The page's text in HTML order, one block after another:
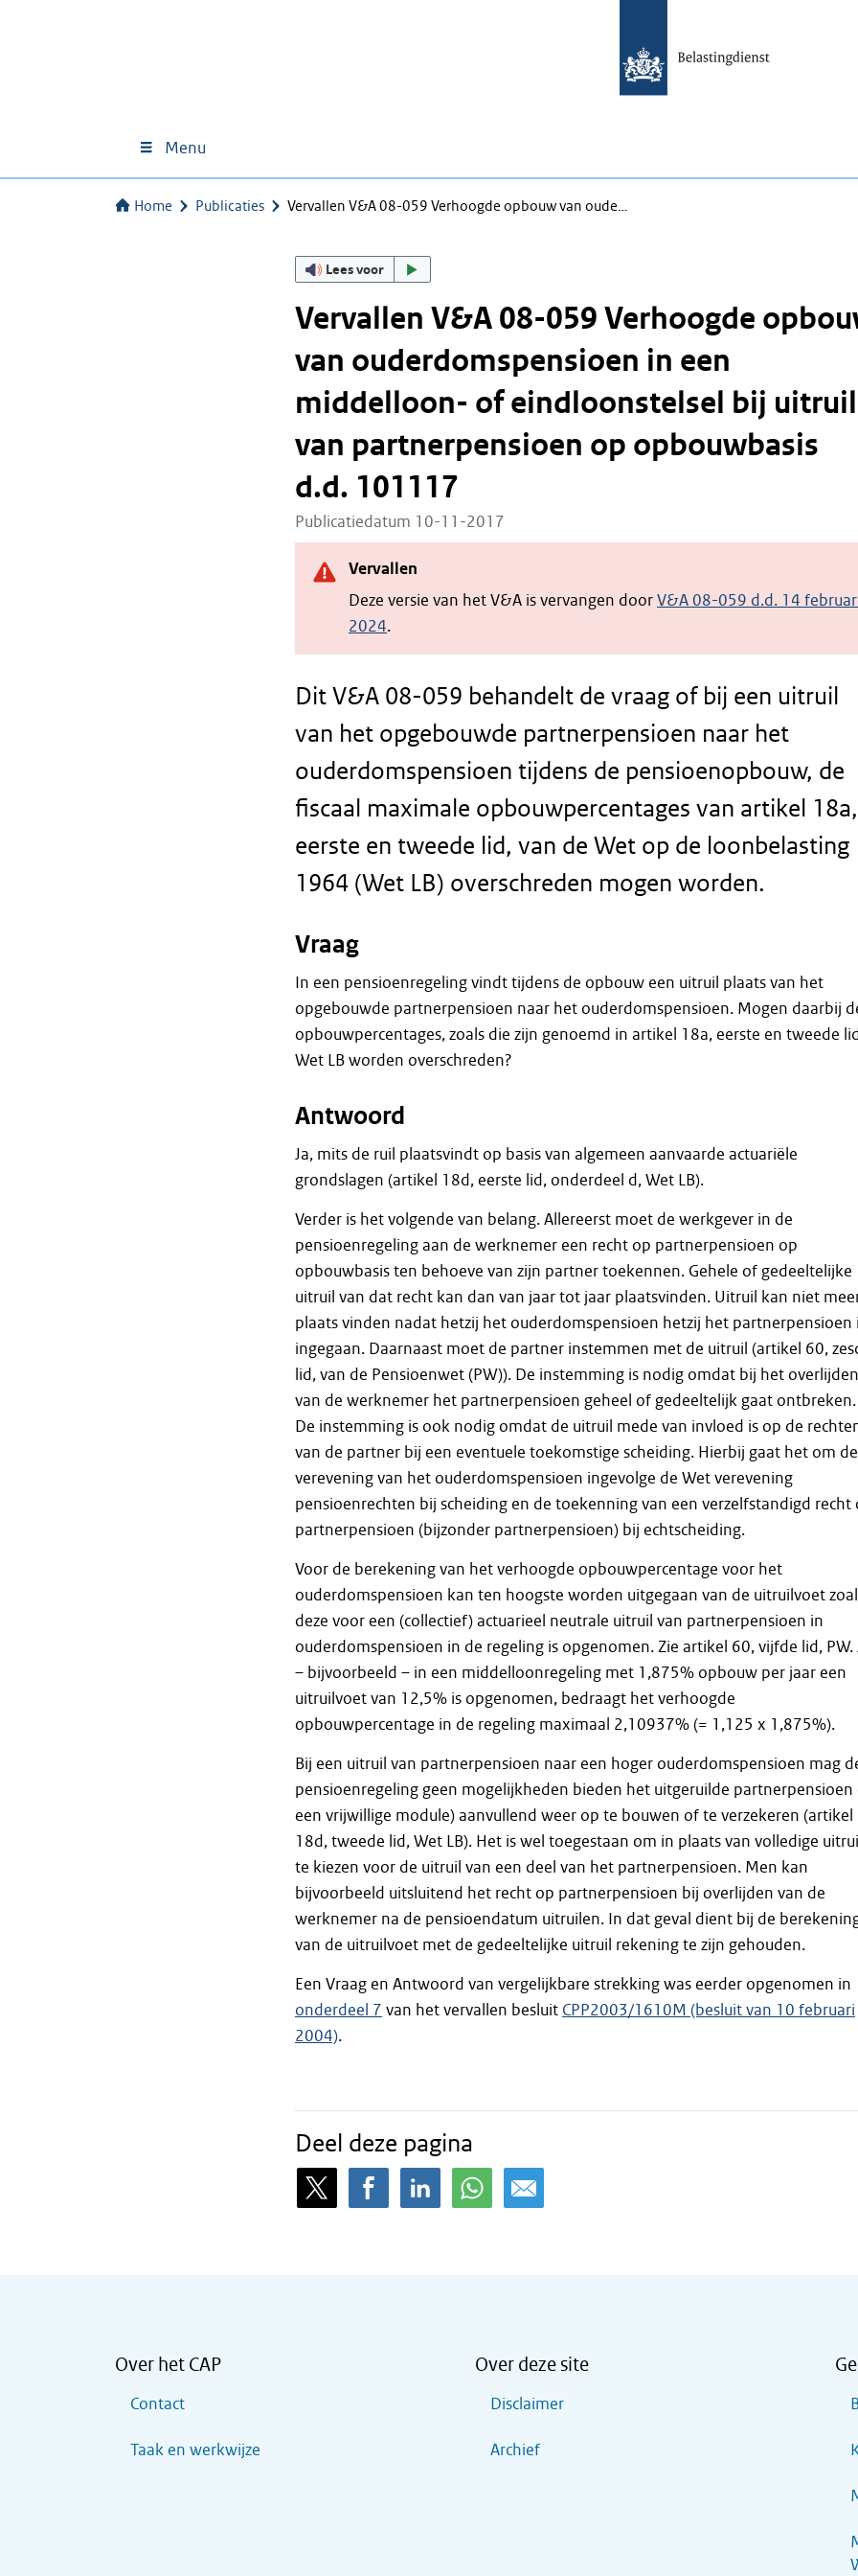
Menu
Home Publicaties Vervallen V&A 08-059 Verhoogde opbouw van oude…
Lees voor
Vervallen V&A 08-059 Verhoogde
van ouderdomspensioen in een
middelloon- of eindloonstelsel bij uitruil
van partnerpensioen op opbouwbasis
d.d. 101117
Publicatiedatum 10-11-2017
Vervallen
Deze versie van het V&A is vervangen doorV&A 08-059 d.d. 14
2024.
Dit V&A 08-059 behandelt de vraag of bij een uitruil
van het opgebouwde partnerpensioen naar het
ouderdomspensioen tijdens de pensioenopbouw, de
fiscaal maximale opbouwpercentages van artikel 18a,
eerste en tweede lid, van de Wet op de loonbelasting
1964 (Wet LB) overschreden mogen worden.
Vraag
In een pensioenregeling vindt tijdens de opbouw een uitruil plaats van het
opgebouwde partnerpensioen naar het ouderdomspensioen. Mogen daarbij
opbouwpercentages, zoals die zijn genoemd in artikel 18a, eerste en tweede
Wet LB worden overschreden?
Antwoord
Ja, mits de ruil plaatsvindt op basis van algemeen aanvaarde actuariële
grondslagen (artikel 18d, eerste lid, onderdeel d, Wet LB).
Verder is het volgende van belang. Allereerst moet de werkgever in de
pensioenregeling aan de werknemer een recht op partnerpensioen op
opbouwbasis ten behoeve van zijn partner toekennen. Gehele of gedeeltelijke
uitruil van dat recht kan dan van jaar tot jaar plaatsvinden. Uitruil kan niet
plaats vinden nadat hetzij het ouderdomspensioen hetzij het partnerpensioen
ingegaan. Daarnaast moet de partner instemmen met de uitruil (artikel 60,
lid, van de Pensioenwet (PW)). De instemming is nodig omdat bij het overlijden
van de werknemer het partnerpensioen geheel of gedeeltelijk gaat ontbreken.
De instemming is ook nodig omdat de uitruil mede van invloed is op de
van de partner bij een eventuele toekomstige scheiding. Hierbij gaat het om de
verevening van het ouderdomspensioen ingevolge de Wet verevening
pensioenrechten bij scheiding en de toekenning van een verzelfstandigd recht
partnerpensioen (bijzonder partnerpensioen) bij echtscheiding.
Voor de berekening van het verhoogde opbouwpercentage voor het
ouderdomspensioen kan ten hoogste worden uitgegaan van de uitruilvoet
deze voor een (collectief) actuarieel neutrale uitruil van partnerpensioen in
ouderdomspensioen in de regeling is opgenomen. Zie artikel 60, vijfde lid, PW.
– bijvoorbeeld – in een middelloonregeling met 1,875% opbouw per jaar een
uitruilvoet van 12,5% is opgenomen, bedraagt het verhoogde
opbouwpercentage in de regeling maximaal 2,10937% (= 1,125 x 1,875%).
Bij een uitruil van partnerpensioen naar een hoger ouderdomspensioen mag
pensioenregeling geen mogelijkheden bieden het uitgeruilde partnerpensioen
een vrijwillige module) aanvullend weer op te bouwen of te verzekeren (artikel
18d, tweede lid, Wet LB). Het is wel toegestaan om in plaats van volledige
te kiezen voor de uitruil van een deel van het partnerpensioen. Men kan
bijvoorbeeld uitsluitend het recht op partnerpensioen bij overlijden van de
werknemer na de pensioendatum uitruilen. In dat geval dient bij de
van de uitruilvoet met de gedeeltelijke uitruil rekening te zijn gehouden.
Een Vraag en Antwoord van vergelijkbare strekking was eerder opgenomen in
onderdeel 7 van het vervallen besluit CPP2003/1610M (besluit van 10 februari
2004).
Deel deze pagina
Over het CAP
Contact
Taak en werkwijze
Over deze site
Disclaimer
Archief